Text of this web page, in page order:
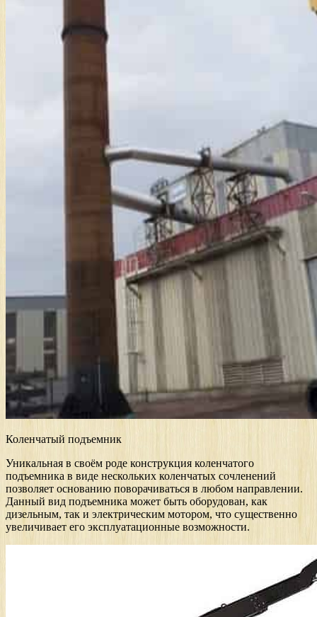
Коленчатый подъемник
Уникальная в своём роде конструкция коленчатого
подъемника в виде нескольких коленчатых сочленений
позволяет основанию поворачиваться в любом направлении.
Данный вид подъемника может быть оборудован, как
дизельным, так и электрическим мотором, что существенно
увеличивает его эксплуатационные возможности.